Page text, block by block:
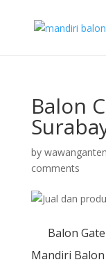
Balon
by
comments
Balon
Mandiri